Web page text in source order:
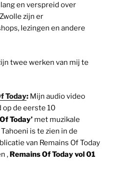
en verspreid over
zijn er
lezingen en andere
twee werken van mij te
Today: Mijn audio video
de eerste 10
Today’ met muzikale
is te zien in de
van Remains Of Today
, Remains Of Today vol 01